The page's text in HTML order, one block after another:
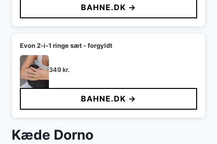
BAHNE.DK →
Evon 2-i-1 ringe sæt - forgyldt
349kr.
BAHNE.DK →
Kæde Dorno